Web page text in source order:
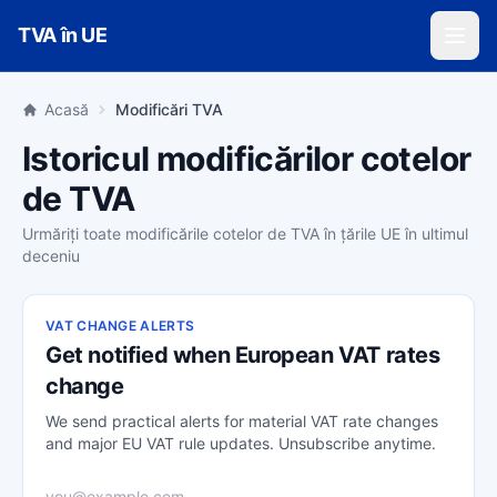
TVA în UE
Acasă Modificări TVA
Istoricul modificărilor cotelor
de TVA
Urmăriți toate modificările cotelor de TVA în țările UE în ultimul
deceniu
VAT CHANGE ALERTS
Get notified when European VAT rates
change
We send practical alerts for material VAT rate changes
and major EU VAT rule updates. Unsubscribe anytime.